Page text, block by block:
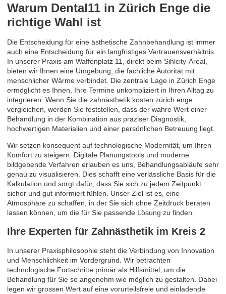
Warum Dental11 in Zürich Enge die
richtige Wahl ist
Die Entscheidung für eine ästhetische Zahnbehandlung ist immer
auch eine Entscheidung für ein langfristiges Vertrauensverhältnis.
In unserer Praxis am Waffenplatz 11, direkt beim Sihlcity-Areal,
bieten wir Ihnen eine Umgebung, die fachliche Autorität mit
menschlicher Wärme verbindet. Die zentrale Lage in Zürich Enge
ermöglicht es Ihnen, Ihre Termine unkompliziert in Ihren Alltag zu
integrieren. Wenn Sie die zahnästhetik kosten zürich enge
vergleichen, werden Sie feststellen, dass der wahre Wert einer
Behandlung in der Kombination aus präziser Diagnostik,
hochwertigen Materialien und einer persönlichen Betreuung liegt.
Wir setzen konsequent auf technologische Modernität, um Ihren
Komfort zu steigern. Digitale Planungstools und moderne
bildgebende Verfahren erlauben es uns, Behandlungsabläufe sehr
genau zu visualisieren. Dies schafft eine verlässliche Basis für die
Kalkulation und sorgt dafür, dass Sie sich zu jedem Zeitpunkt
sicher und gut informiert fühlen. Unser Ziel ist es, eine
Atmosphäre zu schaffen, in der Sie sich ohne Zeitdruck beraten
lassen können, um die für Sie passende Lösung zu finden.
Ihre Experten für Zahnästhetik im Kreis 2
In unserer Praxisphilosophie steht die Verbindung von Innovation
und Menschlichkeit im Vordergrund. Wir betrachten
technologische Fortschritte primär als Hilfsmittel, um die
Behandlung für Sie so angenehm wie möglich zu gestalten. Dabei
legen wir grossen Wert auf eine vorurteilsfreie und einladende